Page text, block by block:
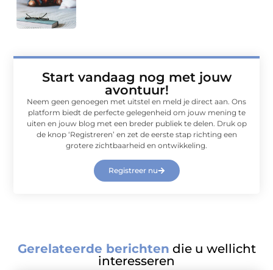
Start vandaag nog met jouw
avontuur!
Neem geen genoegen met uitstel en meld je direct aan. Ons
platform biedt de perfecte gelegenheid om jouw mening te
uiten en jouw blog met een breder publiek te delen. Druk op
de knop ‘Registreren’ en zet de eerste stap richting een
grotere zichtbaarheid en ontwikkeling.
Registreer nu
Gerelateerde berichten die u wellicht
interesseren